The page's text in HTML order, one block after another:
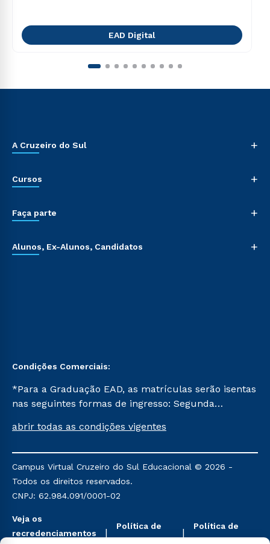
EAD Digital
A Cruzeiro do Sul +
Cursos +
Faça parte +
Alunos, Ex-Alunos, Candidatos +
Condições Comerciais:
*Para a Graduação EAD, as matrículas serão isentas
nas seguintes formas de ingresso: Segunda
Já para as demais, a taxa de matrícula será de R$
mencionadas são referentes aos cursos: Ensino
Religioso, Geografia para a Docência e Metodologia
do Ensino de História: Questões Atuais.
abrir todas as condições vigentes
Campus Virtual Cruzeiro do Sul Educacional © 2026 -
Todos os direitos reservados.
CNPJ: 62.984.091/0001-02
Veja os
recredenciamentos
Política de
Privacidade
Política de
Cookies